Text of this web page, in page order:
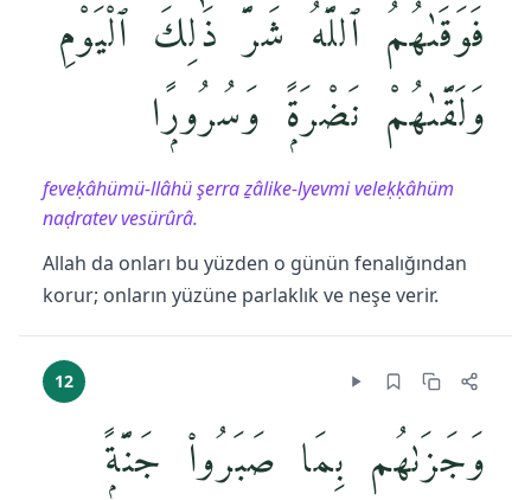
فَوَقَىٰهُمُ ٱللَّهُ شَرَّ ذَٰلِكَ ٱلْيَوْمِ
وَلَقَّىٰهُمْ نَضْرَةًۭ وَسُرُورًۭا
feveḳâhümü-llâhü şerra ẕâlike-lyevmi veleḳḳâhüm
naḍratev vesürûrâ.
Allah da onları bu yüzden o günün fenalığından
korur; onların yüzüne parlaklık ve neşe verir.
12
وَجَزَىٰهُم بِمَا صَبَرُوا۟ جَنَّةًۭ